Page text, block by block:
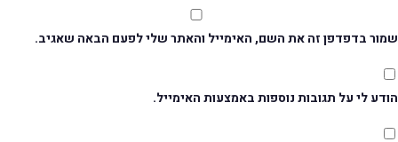
בדפדפן זה את השם, האימייל והאתר שלי לפעם הבאה שאגיב.
לי על תגובות נוספות באמצעות האימייל.